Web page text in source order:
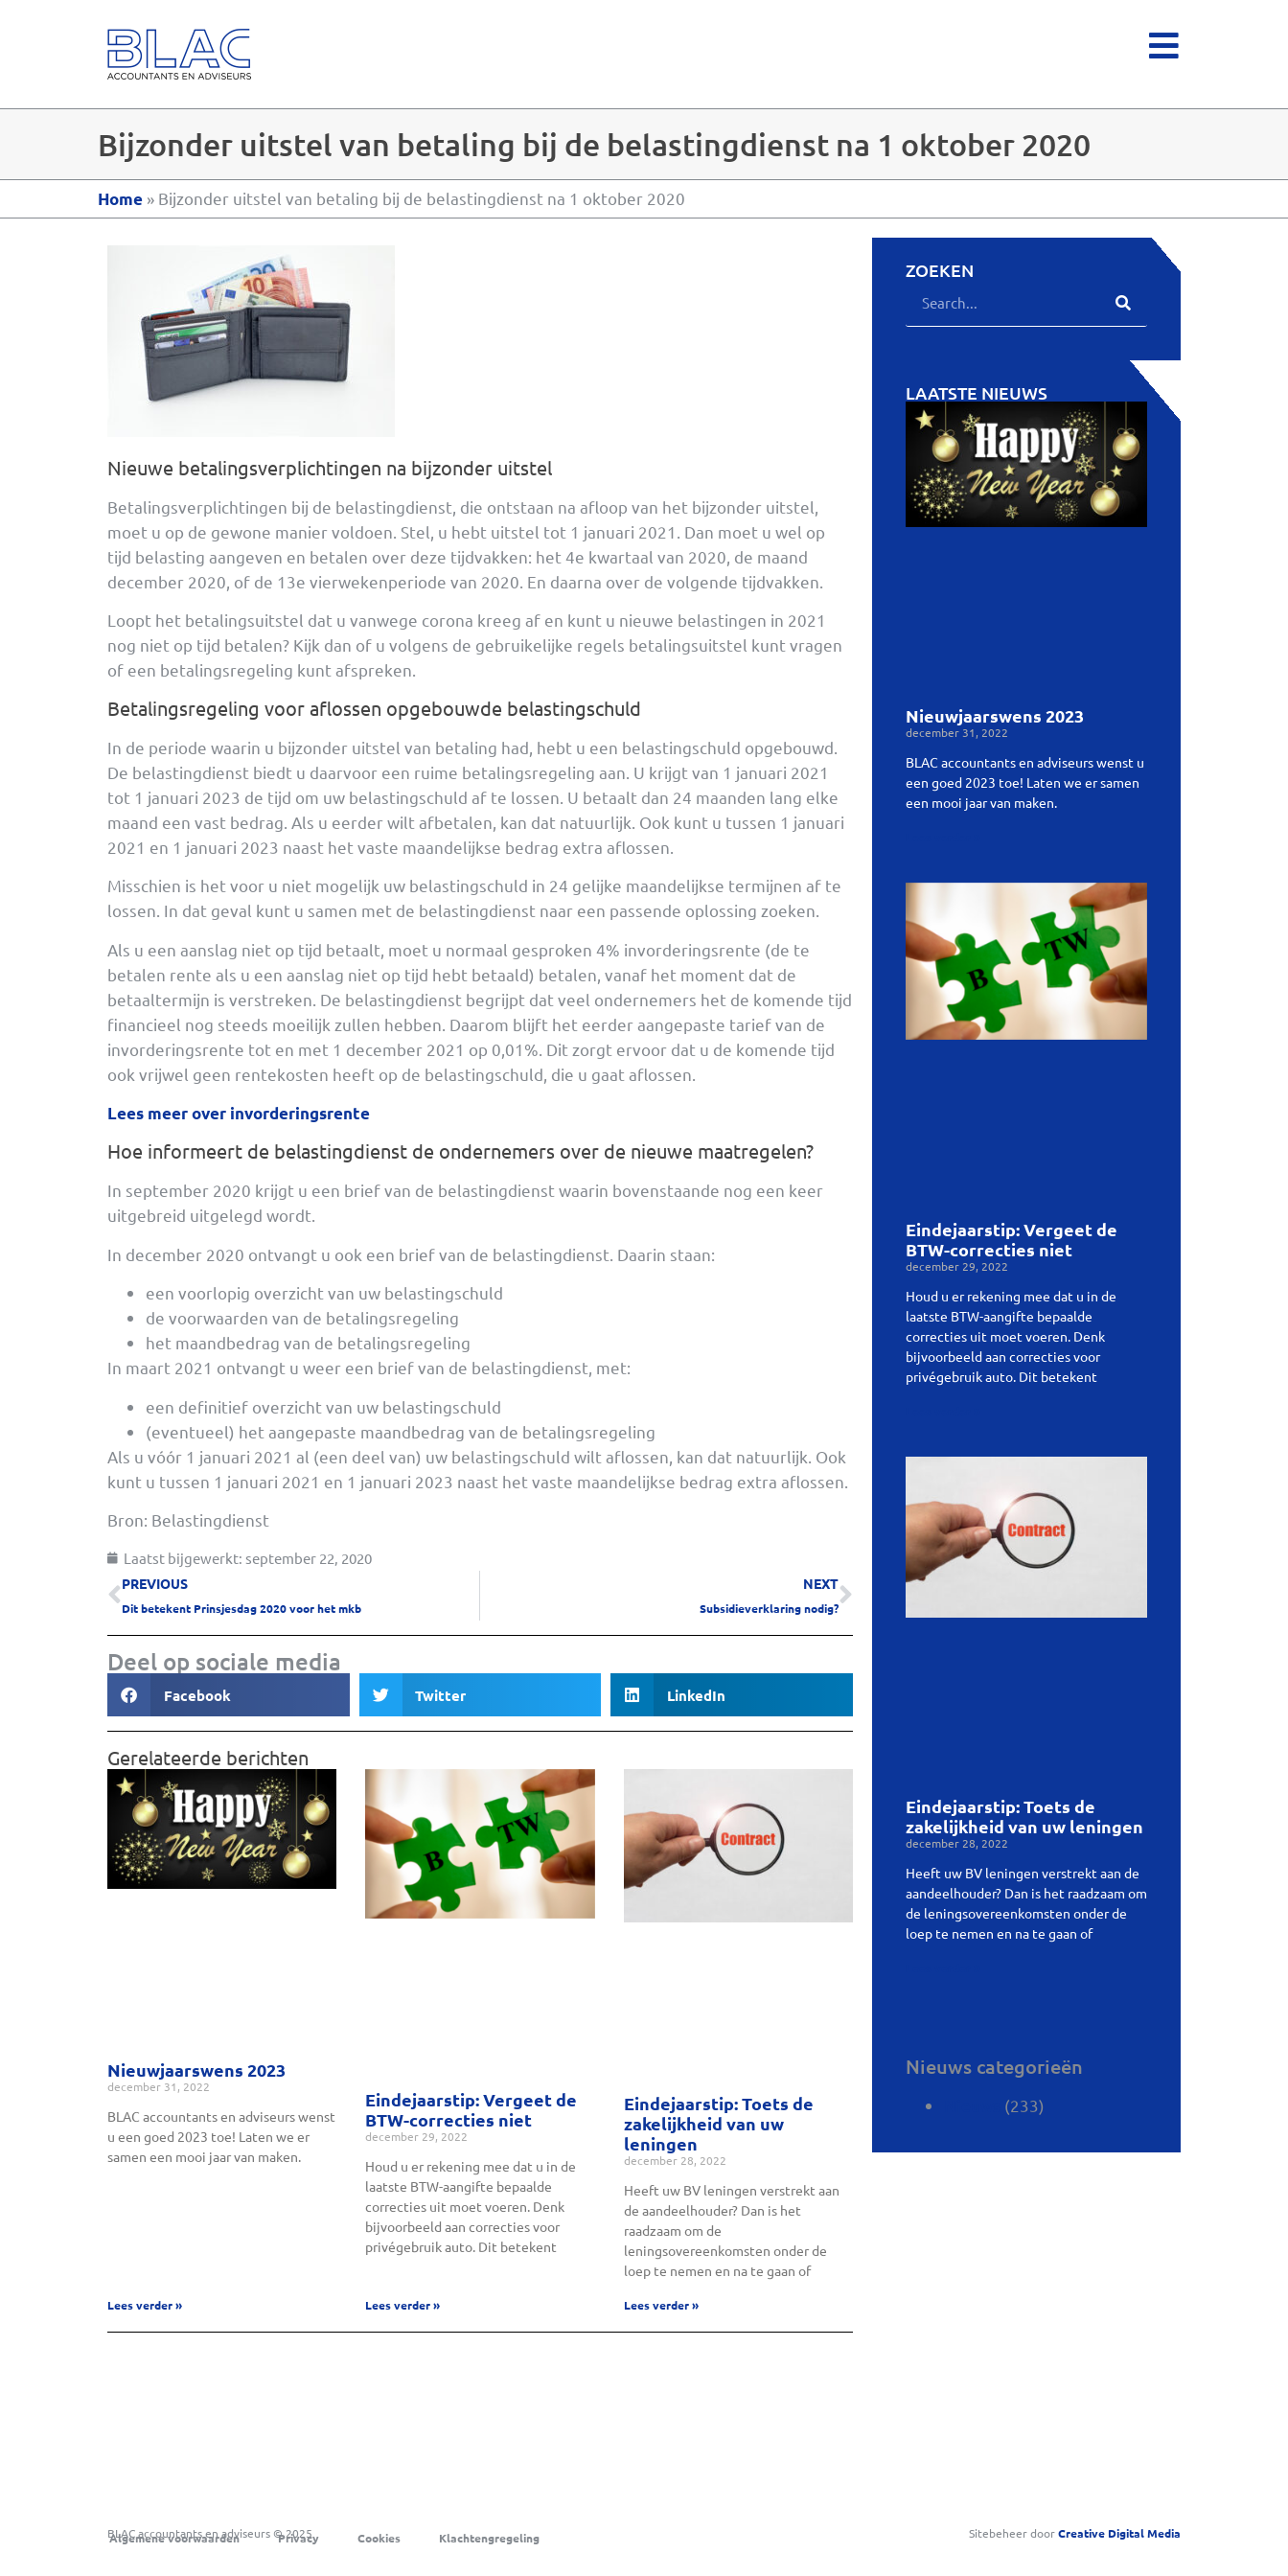
Bijzonder uitstel van betaling bij de belastingdienst na 1 oktober 2020
Home » Bijzonder uitstel van betaling bij de belastingdienst na 1 oktober 2020
Nieuwe betalingsverplichtingen na bijzonder uitstel
Betalingsverplichtingen bij de belastingdienst, die ontstaan na afloop van het bijzonder uitstel,
moet u op de gewone manier voldoen. Stel, u hebt uitstel tot 1 januari 2021. Dan moet u wel op
tijd belasting aangeven en betalen over deze tijdvakken: het 4e kwartaal van 2020, de maand
december 2020, of de 13e vierwekenperiode van 2020. En daarna over de volgende tijdvakken.
Loopt het betalingsuitstel dat u vanwege corona kreeg af en kunt u nieuwe belastingen in 2021
nog niet op tijd betalen? Kijk dan of u volgens de gebruikelijke regels betalingsuitstel kunt vragen
of een betalingsregeling kunt afspreken.
Betalingsregeling voor aflossen opgebouwde belastingschuld
In de periode waarin u bijzonder uitstel van betaling had, hebt u een belastingschuld opgebouwd.
De belastingdienst biedt u daarvoor een ruime betalingsregeling aan. U krijgt van 1 januari 2021
tot 1 januari 2023 de tijd om uw belastingschuld af te lossen. U betaalt dan 24 maanden lang elke
maand een vast bedrag. Als u eerder wilt afbetalen, kan dat natuurlijk. Ook kunt u tussen 1 januari
2021 en 1 januari 2023 naast het vaste maandelijkse bedrag extra aflossen.
Misschien is het voor u niet mogelijk uw belastingschuld in 24 gelijke maandelijkse termijnen af te
lossen. In dat geval kunt u samen met de belastingdienst naar een passende oplossing zoeken.
Als u een aanslag niet op tijd betaalt, moet u normaal gesproken 4% invorderingsrente (de te
betalen rente als u een aanslag niet op tijd hebt betaald) betalen, vanaf het moment dat de
betaaltermijn is verstreken. De belastingdienst begrijpt dat veel ondernemers het de komende tijd
financieel nog steeds moeilijk zullen hebben. Daarom blijft het eerder aangepaste tarief van de
invorderingsrente tot en met 1 december 2021 op 0,01%. Dit zorgt ervoor dat u de komende tijd
ook vrijwel geen rentekosten heeft op de belastingschuld, die u gaat aflossen.
Lees meer over invorderingsrente
Hoe informeert de belastingdienst de ondernemers over de nieuwe maatregelen?
In september 2020 krijgt u een brief van de belastingdienst waarin bovenstaande nog een keer
uitgebreid uitgelegd wordt.
In december 2020 ontvangt u ook een brief van de belastingdienst. Daarin staan:
een voorlopig overzicht van uw belastingschuld
de voorwaarden van de betalingsregeling
het maandbedrag van de betalingsregeling
In maart 2021 ontvangt u weer een brief van de belastingdienst, met:
een definitief overzicht van uw belastingschuld
(eventueel) het aangepaste maandbedrag van de betalingsregeling
Als u vóór 1 januari 2021 al (een deel van) uw belastingschuld wilt aflossen, kan dat natuurlijk. Ook
kunt u tussen 1 januari 2021 en 1 januari 2023 naast het vaste maandelijkse bedrag extra aflossen.
Bron: Belastingdienst
Laatst bijgewerkt: september 22, 2020
PREVIOUS
Dit betekent Prinsjesdag 2020 voor het mkb
NEXT
Subsidieverklaring nodig?
Deel op sociale media
Facebook Twitter LinkedIn
Gerelateerde berichten
Nieuwjaarswens 2023
december 31, 2022
BLAC accountants en adviseurs wenst
u een goed 2023 toe! Laten we er
samen een mooi jaar van maken.
Lees verder »
Eindejaarstip: Vergeet de
BTW-correcties niet
december 29, 2022
Houd u er rekening mee dat u in de
laatste BTW-aangifte bepaalde
correcties uit moet voeren. Denk
bijvoorbeeld aan correcties voor
privégebruik auto. Dit betekent
Lees verder »
Eindejaarstip: Toets de
zakelijkheid van uw
leningen
december 28, 2022
Heeft uw BV leningen verstrekt aan
de aandeelhouder? Dan is het
raadzaam om de
leningsovereenkomsten onder de
loep te nemen en na te gaan of
Lees verder »
ZOEKEN
LAATSTE NIEUWS
Nieuwjaarswens 2023
december 31, 2022
BLAC accountants en adviseurs wenst u
een goed 2023 toe! Laten we er samen
een mooi jaar van maken.
Eindejaarstip: Vergeet de
BTW-correcties niet
december 29, 2022
Houd u er rekening mee dat u in de
laatste BTW-aangifte bepaalde
correcties uit moet voeren. Denk
bijvoorbeeld aan correcties voor
privégebruik auto. Dit betekent
Eindejaarstip: Toets de
zakelijkheid van uw leningen
december 28, 2022
Heeft uw BV leningen verstrekt aan de
aandeelhouder? Dan is het raadzaam om
de leningsovereenkomsten onder de
loep te nemen en na te gaan of
Nieuws categorieën
(233)
BLAC accountants en adviseurs © 2025
Algemene voorwaarden Privacy Cookies Klachtengregeling Sitebeheer doorCreative Digital Media